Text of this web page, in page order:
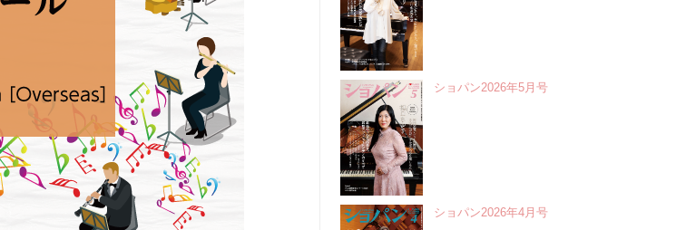
ショパン2026年5月号
ショパン2026年4月号